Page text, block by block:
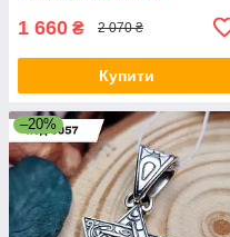
1 660 ₴ 2 070 ₴
Купити
–20%